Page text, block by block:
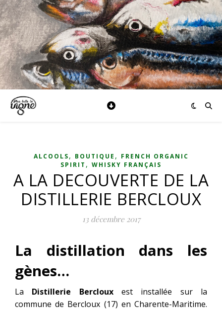
ALCOOLS, BOUTIQUE , FRENCH ORGANIC
SPIRIT , WHISKY FRANÇAIS
A LA DECOUVERTE DE LA
DISTILLERIE BERCLOUX
13 décembre 2017
La distillation dans les
gènes…
La Distillerie Berclouxest installée sur la
commune de Bercloux (17) en Charente-Maritime.